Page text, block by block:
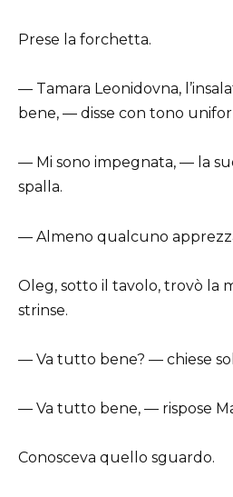
Prese la forchetta.
— Tamara Leonidovna,
bene, — disse con tono
— Mi sono impegnata, — la
spalla.
— Almeno qualcuno
Oleg, sotto il tavolo, trovò la
strinse.
— Va tutto bene? — chiese
— Va tutto bene, — rispose
Conosceva quello sguardo.